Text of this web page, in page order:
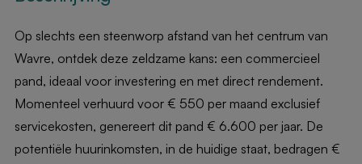
Op slechts een steenworp afstand van het centrum van
Wavre, ontdek deze zeldzame kans: een commercieel
pand, ideaal voor investering en met direct rendement.
Momenteel verhuurd voor € 550 per maand exclusief
servicekosten, genereert dit pand € 6.600 per jaar. De
potentiële huurinkomsten, in de huidige staat, bedragen €